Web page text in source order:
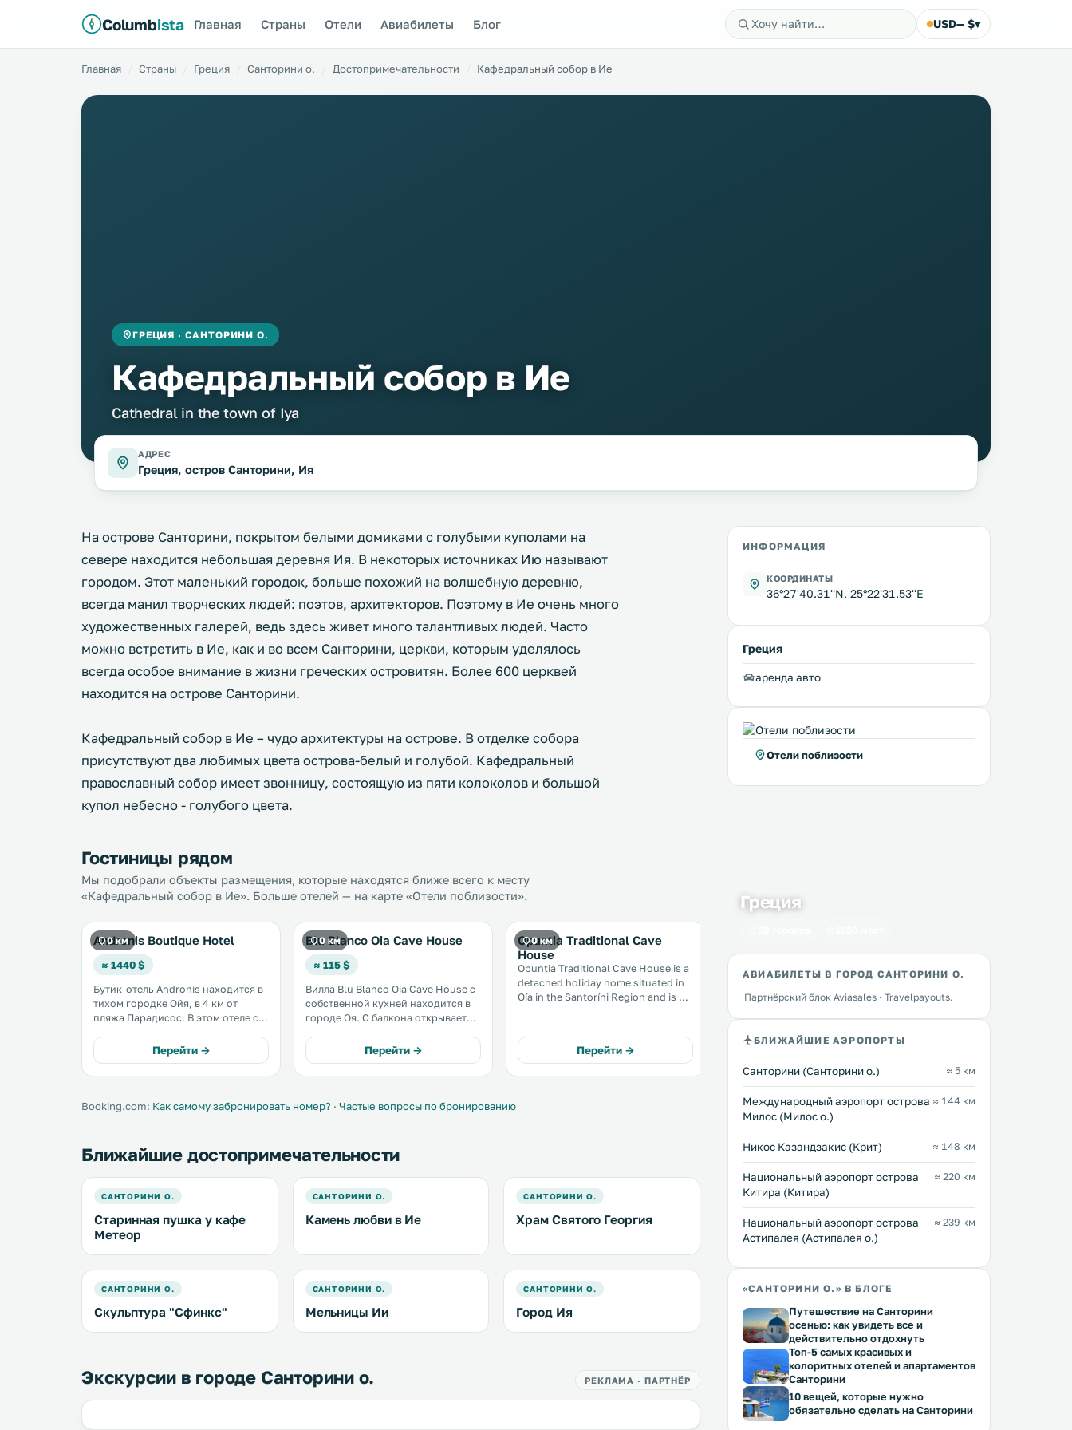
Columbista Главная Страны Отели Авиабилеты Блог USD— $▾
Главная Страны Греция Санторини о. Достопримечательности Кафедральный собор в Ие
ГРЕЦИЯ · САНТОРИНИ О.
Кафедральный собор в Ие
Cathedral in the town of Iya
АДРЕС
Греция, остров Санторини, Ия
На острове Санторини, покрытом белыми домиками с голубыми куполами на
севере находится небольшая деревня Ия. В некоторых источниках Ию называют
городом. Этот маленький городок, больше похожий на волшебную деревню,
всегда манил творческих людей: поэтов, архитекторов. Поэтому в Ие очень много
художественных галерей, ведь здесь живет много талантливых людей. Часто
можно встретить в Ие, как и во всем Санторини, церкви, которым уделялось
всегда особое внимание в жизни греческих островитян. Более 600 церквей
находится на острове Санторини.
Кафедральный собор в Ие – чудо архитектуры на острове. В отделке собора
присутствуют два любимых цвета острова-белый и голубой. Кафедральный
православный собор имеет звонницу, состоящую из пяти колоколов и большой
купол небесно - голубого цвета.
Гостиницы рядом
Мы подобрали объекты размещения, которые находятся ближе всего к месту
«Кафедральный собор в Ие». Больше отелей — на карте «Отели поблизости».
0 км
Andronis Boutique Hotel
≈ 1440 $
Бутик-отель Andronis находится в
тихом городке Ойя, в 4 км от
пляжа Парадисос. В этом отеле с
индивидуальным обслуживанием
в распоряжении гостей спа-салон,
бассейн и ресторан органической
Перейти →
0 км
Blu Blanco Oia Cave House
≈ 115 $
Вилла Blu Blanco Oia Cave House с
собственной кухней находится в
городе Оя. С балкона открывается
пользования к услугам гостей
бесплатный Wi-Fi. Пляж у мыса
виллы. .
Перейти →
0 км
Opuntia Traditional Cave
House
Opuntia Traditional Cave House is a
detached holiday home situated in
Oía in the Santoríni Region and is 4.
unit is equipped with a kitchen. .
Перейти →
Эта вилла для отпуска
расположена в городке Ия, в 4,3
км от пляжа у мыса Колумба. К
услугам гостей кондиционер и
бесплатный Wi-Fi. В числе удобств
— кухня с тостером и собственная
ванная комната с ванной. .
превосходным видом
на краю кальдеры, всего
оформленные люксы с
панорамным видом на
море и вулкан. .
Booking.com: Как самому забронировать номер? · Частые вопросы по бронированию
Ближайшие достопримечательности
САНТОРИНИ О.
Старинная пушка у кафе
Метеор
САНТОРИНИ О.
Камень любви в Ие
САНТОРИНИ О.
Храм Святого Георгия
САНТОРИНИ О.
Скульптура "Сфинкс"
САНТОРИНИ О.
Мельницы Ии
САНТОРИНИ О.
Город Ия
Экскурсии в городе Санторини о. РЕКЛАМА · ПАРТНЁР
ИНФОРМАЦИЯ
КООРДИНАТЫ
36°27'40.31''N, 25°22'31.53''E
Греция
аренда авто
Отели поблизости
Греция
АВИАБИЛЕТЫ В ГОРОД САНТОРИНИ О.
Партнёрский блок Aviasales · Travelpayouts.
БЛИЖАЙШИЕ АЭРОПОРТЫ
Санторини (Санторини о.) ≈ 5 км
Междунарoдный аэропорт острова
Милос (Милос о.)
≈ 144 км
Никос Казандзакис (Крит) ≈ 148 км
Национальный аэропорт острова
Китира (Китира)
≈ 220 км
Национальный аэропорт острова
Астипалея (Астипалея о.)
≈ 239 км
«САНТОРИНИ О.» В БЛОГЕ
Путешествие на Санторини
осенью: как увидеть все и
действительно отдохнуть
Топ-5 самых красивых и
колоритных отелей и апартаментов
Санторини
10 вещей, которые нужно
обязательно сделать на Санторини